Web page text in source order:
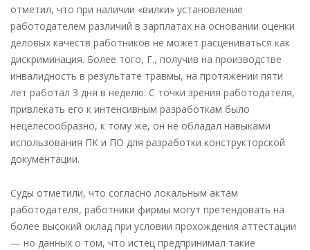
отметил, что при наличии «вилки» установление
работодателем различий в зарплатах на основании оценки
деловых качеств работников не может расцениваться как
дискриминация. Более того, Г., получив на производстве
инвалидность в результате травмы, на протяжении пяти
лет работал 3 дня в неделю. С точки зрения работодателя,
привлекать его к интенсивным разработкам было
нецелесообразно, к тому же, он не обладал навыками
использования ПК и ПО для разработки конструкторской
документации.
Суды отметили, что согласно локальным актам
работодателя, работники фирмы могут претендовать на
более высокий оклад при условии прохождения аттестации
— но данных о том, что истец предпринимал такие